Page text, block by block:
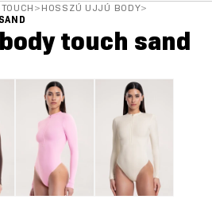
TOUCH > HOSSZÚ UJJÚ BODY>
touch sand